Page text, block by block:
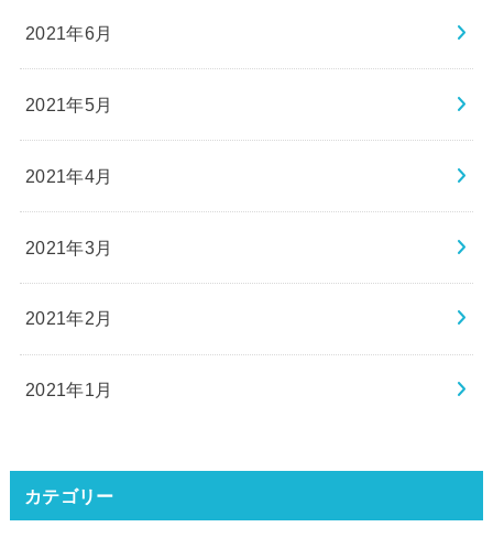
2021年6月
2021年5月
2021年4月
2021年3月
2021年2月
2021年1月
カテゴリー